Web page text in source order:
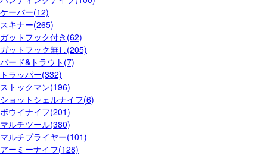
ケーパー(12)
スキナー(265)
ガットフック付き(62)
ガットフック無し(205)
バード&トラウト(7)
トラッパー(332)
ストックマン(196)
ショットシェルナイフ(6)
ボウイナイフ(201)
マルチツール(380)
マルチプライヤー(101)
アーミーナイフ(128)